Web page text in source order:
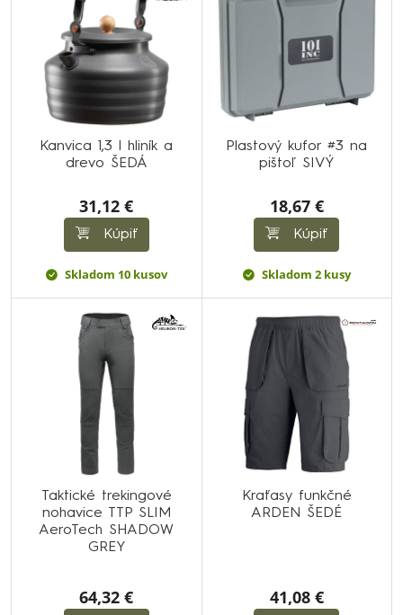
Kanvica 1,3 l hliník a
drevo ŠEDÁ
31,12 €
Kúpiť
Skladom 10 kusov
Plastový kufor #3 na
pištoľ SIVÝ
18,67 €
Kúpiť
Skladom 2 kusy
Taktické trekingové
nohavice TTP SLIM
AeroTech SHADOW
GREY
64,32 €
Kraťasy funkčné
ARDEN ŠEDÉ
41,08 €